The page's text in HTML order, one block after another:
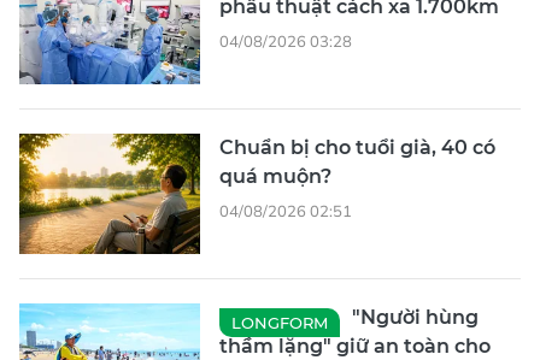
phẫu thuật cách xa 1.700km
04/08/2026 03:28
Chuẩn bị cho tuổi già, 40 có
quá muộn?
04/08/2026 02:51
LONGFORM
"Người hùng
thầm lặng" giữ an toàn cho